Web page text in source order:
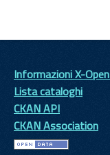
Informazioni X-
Lista cataloghi
CKAN API
CKAN Association